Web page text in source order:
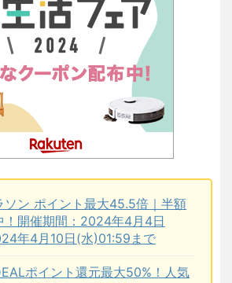
ソン ポイント最大45.5倍｜半額
！開催期間：2024年4月4日
年4月10日(水)01:59まで
ポイント還元最大50%！人気